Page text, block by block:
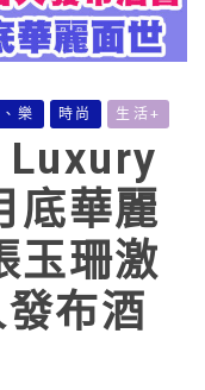
樂 時尚 生活+
Luxury
底華麗
玉珊激
布酒